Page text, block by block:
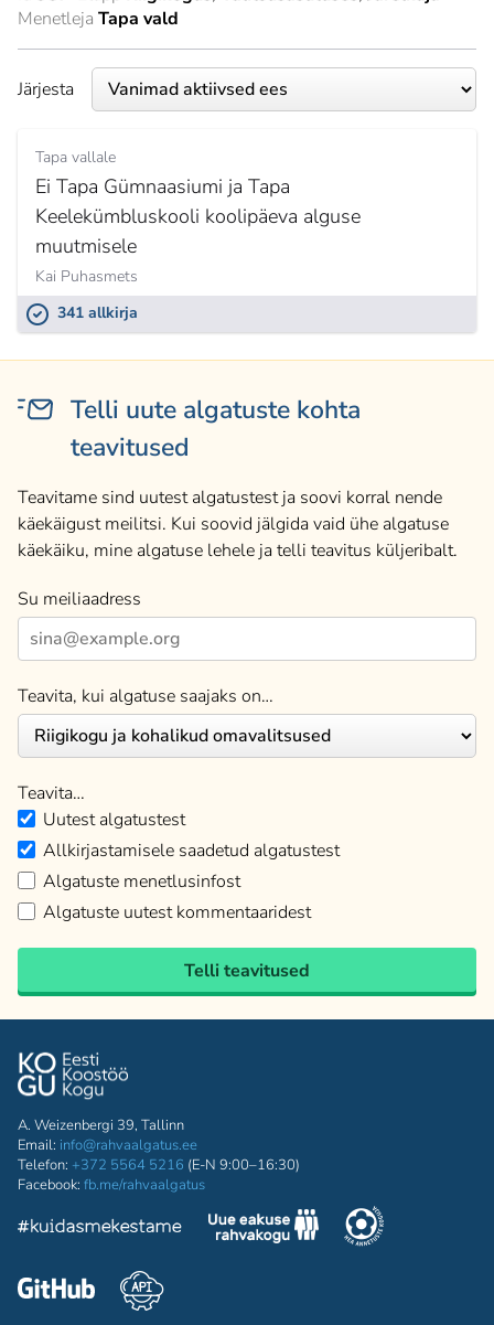
Menetleja Tapa vald
Järjesta
Tapa vallale
Ei Tapa Gümnaasiumi ja Tapa
Keelekümbluskooli koolipäeva alguse
muutmisele
Kai Puhasmets
341 allkirja
Telli uute algatuste kohta
teavitused
Teavitame sind uutest algatustest ja soovi korral nende
käekäigust meilitsi. Kui soovid jälgida vaid ühe algatuse
käekäiku, mine algatuse lehele ja telli teavitus küljeribalt.
Su meiliaadress
Teavita, kui algatuse saajaks on…
Teavita…
Uutest algatustest
Allkirjastamisele saadetud algatustest
Algatuste menetlusinfost
Algatuste uutest kommentaaridest
Telli teavitused
A. Weizenbergi 39, Tallinn
Email: info@rahvaalgatus.ee
Telefon: +372 5564 5216 (E-N 9:00–16:30)
Facebook: fb.me/rahvaalgatus